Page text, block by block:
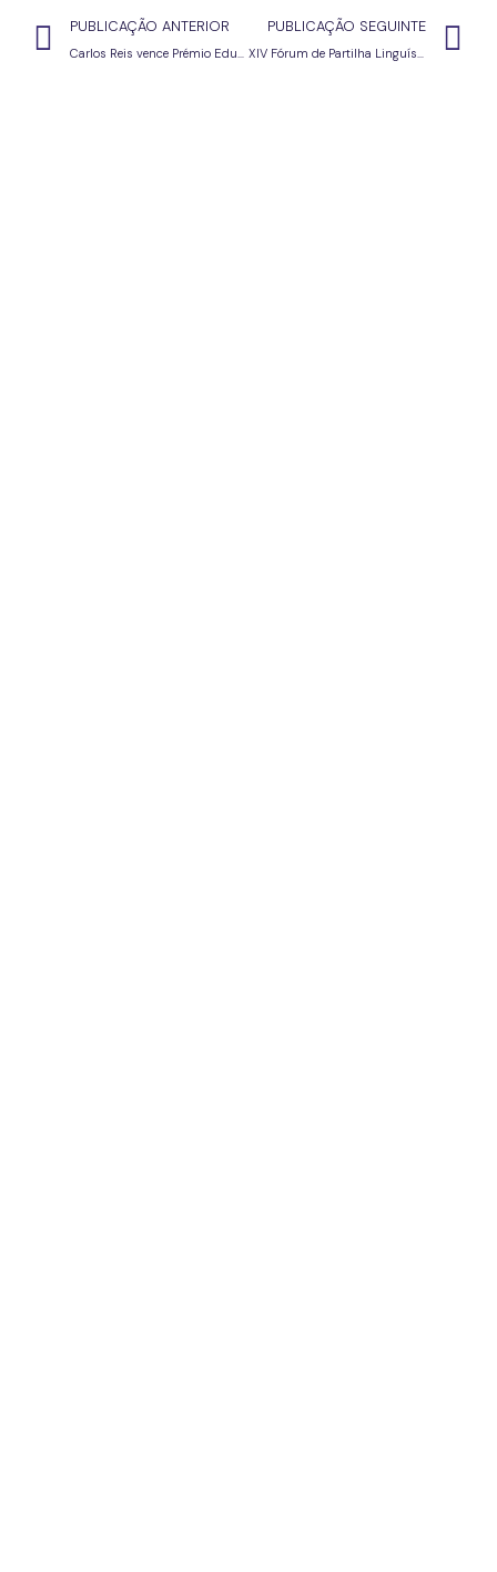
PUBLICAÇÃO ANTERIOR
Carlos Reis vence Prémio Eduardo Lourenço 2019
PUBLICAÇÃO SEGUINTE
XIV Fórum de Partilha Linguística – Núcleo de Jovens Investigadores do CLUNL, 6 de julho 2019 – NOVA FCSH, Lisboa